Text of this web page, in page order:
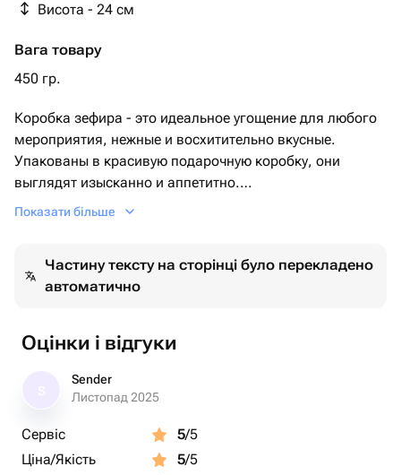
Висота - 24 см
Вага товару
450 гр.
Коробка зефира - это идеальное угощение для любого
мероприятия, нежные и восхитительно вкусные.
Упакованы в красивую подарочную коробку, они
выглядят изысканно и аппетитно.
- Нежная текстура
- Без искусственных добавок
Оригинальный подарок и красивое угощение для
праздничного стола! 💖
Показати більше
Частину тексту на сторінці було перекладено
автоматично
Оцінки і відгуки
Sender
Листопад 2025
Сервіс 5/5
Ціна/Якість
5/5